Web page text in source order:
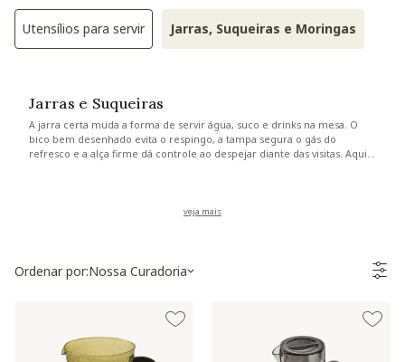
Utensílios para servirRefinar por Categoria: Utensílios para servir
Jarras, Suqueiras e Moringas
Selected
Jarras e Suqueiras
A jarra certa muda a forma de servir água, suco e drinks na mesa. O
bico bem desenhado evita o respingo, a tampa segura o gás do
refresco e a alça firme dá controle ao despejar diante das visitas. Aqui
Ordenar por:Nossa Curadoria